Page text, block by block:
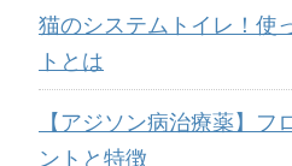
猫のシステムトイレ！使
トとは
【アジソン病治療薬】
ントと特徴